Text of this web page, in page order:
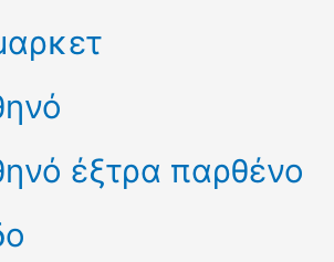
έξτρα παρθένο